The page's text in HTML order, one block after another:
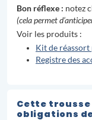
Bon réflexe : notez
(cela permet
Voir les produits :
Kit de
Registre des
Cette
obligations